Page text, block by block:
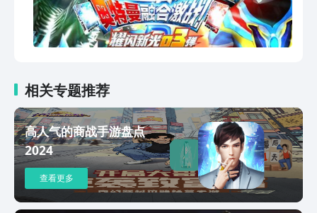
相关专题推荐
高人气的商战手游盘点
2024
查看更多